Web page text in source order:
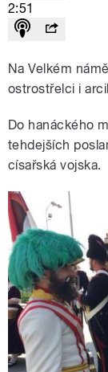
2:51
Na Velkém
ostrostřelci i
Do hanáckého
tehdejších
císařská vojska.